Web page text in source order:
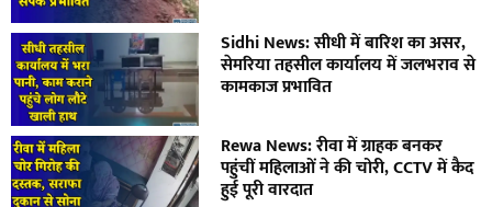
Sidhi News: सीधी में बारिश का असर,
सेमरिया तहसील कार्यालय में जलभराव से
कामकाज प्रभावित
Rewa News: रीवा में ग्राहक बनकर
पहुंचीं महिलाओं ने की चोरी, CCTV में कैद
हुई पूरी वारदात